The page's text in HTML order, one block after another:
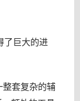
了巨大的进
整套复杂的辅